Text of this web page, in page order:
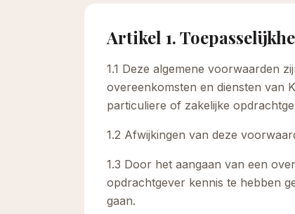
Artikel 1.
1.1 Deze algemene voorwaarden
overeenkomsten en diensten van
particuliere of zakelijke
1.2 Afwijkingen van deze
1.3 Door het aangaan van een
opdrachtgever kennis te hebben
gaan.